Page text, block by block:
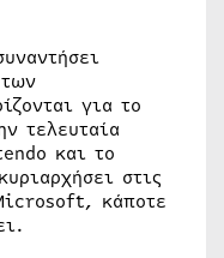
για το
τελευταία
και το
στις
κάποτε